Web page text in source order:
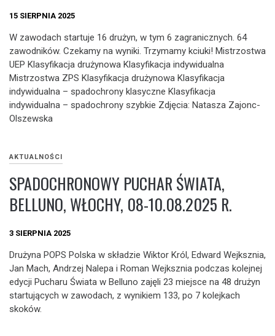
15 SIERPNIA 2025
W zawodach startuje 16 drużyn, w tym 6 zagranicznych. 64
zawodników. Czekamy na wyniki. Trzymamy kciuki! Mistrzostwa
UEP Klasyfikacja drużynowa Klasyfikacja indywidualna
Mistrzostwa ZPS Klasyfikacja drużynowa Klasyfikacja
indywidualna – spadochrony klasyczne Klasyfikacja
indywidualna – spadochrony szybkie Zdjęcia: Natasza Zajonc-
Olszewska
AKTUALNOŚCI
SPADOCHRONOWY PUCHAR ŚWIATA,
BELLUNO, WŁOCHY, 08-10.08.2025 R.
3 SIERPNIA 2025
Drużyna POPS Polska w składzie Wiktor Król, Edward Wejksznia,
Jan Mach, Andrzej Nalepa i Roman Wejksznia podczas kolejnej
edycji Pucharu Świata w Belluno zajęli 23 miejsce na 48 drużyn
startujących w zawodach, z wynikiem 133, po 7 kolejkach
skoków.